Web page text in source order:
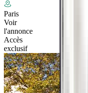
Paris
Voir
l'annonce
Accès
exclusif